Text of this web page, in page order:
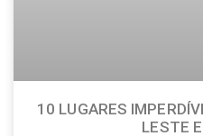
10 LUGARES
LESTE